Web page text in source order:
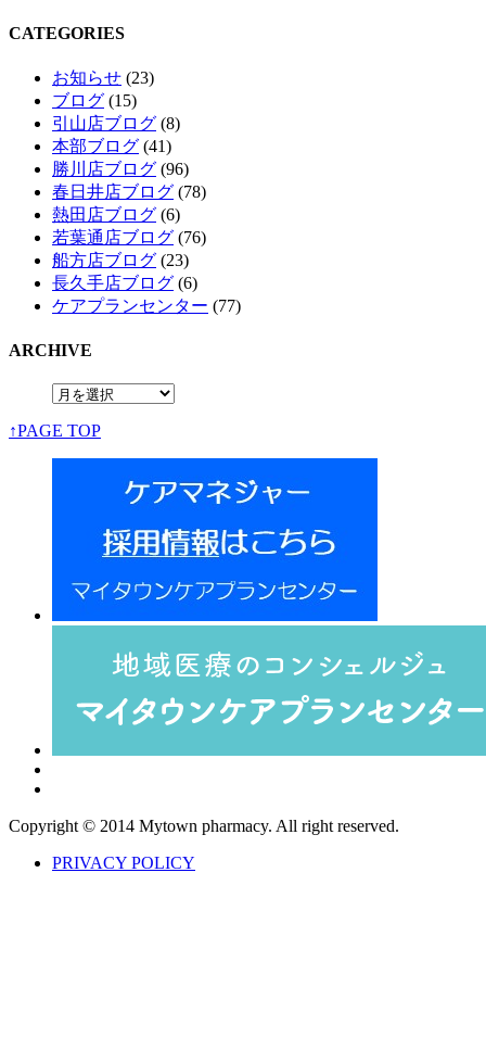
CATEGORIES
お知らせ (23)
ブログ (15)
引山店ブログ (8)
本部ブログ (41)
勝川店ブログ (96)
春日井店ブログ (78)
熱田店ブログ (6)
若葉通店ブログ (76)
船方店ブログ (23)
長久手店ブログ (6)
ケアプランセンター (77)
ARCHIVE
↑PAGE TOP
Copyright © 2014 Mytown pharmacy. All right reserved.
PRIVACY POLICY